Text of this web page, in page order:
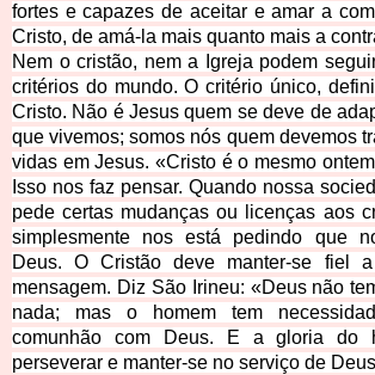
fortes e capazes de aceitar e amar a
Cristo, de amá-la mais quanto mais a
Nem o cristão, nem a Igreja podem
critérios do mundo. O critério único,
Cristo. Não é Jesus quem se deve de
que vivemos; somos nós quem devemos
vidas em Jesus. «Cristo é o mesmo
Isso nos faz pensar. Quando nossa
pede certas mudanças ou licenças aos
simplesmente nos está pedindo que
Deus. O Cristão deve manter-se fiel
mensagem. Diz São Irineu: «Deus não
nada; mas o homem tem
comunhão com Deus. E a gloria do
perseverar e manter-se no serviço de